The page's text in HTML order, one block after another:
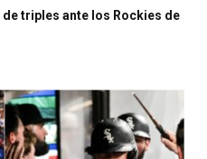
triples ante los Rockies de